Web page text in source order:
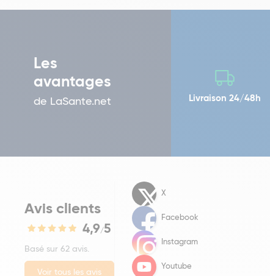
Les
avantages
de LaSante.net Livraison 24/48h
Avis clients
4,9/5
Basé sur 62 avis.
Voir tous les avis
X
Facebook
Instagram
Youtube